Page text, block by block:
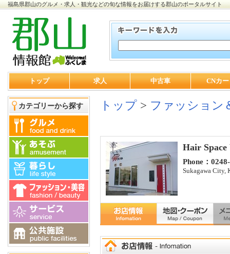
福島県郡山のグルメ・求人・観光などの旬な情報をお届けする郡山のポータルサイト
トップ 求人 中古車 CNカ
カテゴリーから探す トップ > ファッション
Hair Space
Phone：
Sukagawa City,